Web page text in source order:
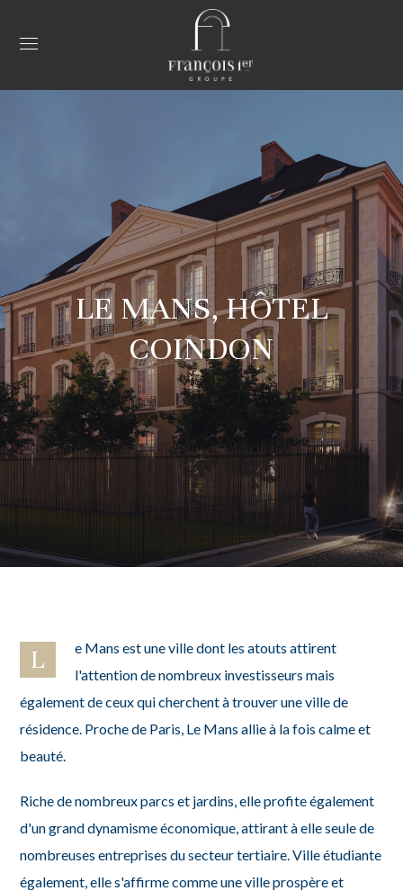
LE MANS, HÔTEL
COINDON
L
e Mans est une ville dont les atouts attirent
l'attention de nombreux investisseurs mais
également de ceux qui cherchent à trouver une ville de
résidence. Proche de Paris, Le Mans allie à la fois calme et
beauté.
Riche de nombreux parcs et jardins, elle profite également
d'un grand dynamisme économique, attirant à elle seule de
nombreuses entreprises du secteur tertiaire. Ville étudiante
également, elle s'affirme comme une ville prospère et